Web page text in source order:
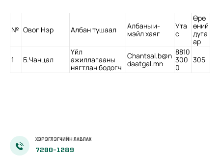
№ Овог Нэр Албан тушаал
Албаны и-
мэйл хаяг
Ута
с
Өрө
өний
дуга
ар
1
Б.Чанцал
Үйл
ажиллагааны
нягтлан бодогч
Chantsal.b@n
daatgal.mn
8810
300
0
305
ХЭРЭГЛЭГЧИЙН ЛАВЛАХ
7200-1289